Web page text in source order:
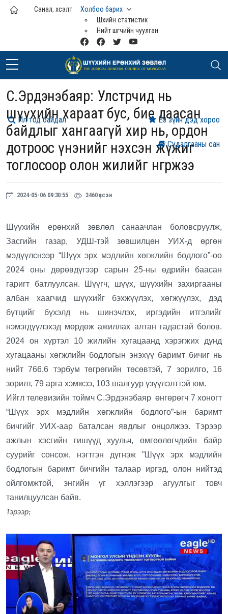
Үндсэн агуулга руу шилжих
Санал, хүсэлт
Холбоо барих
Шүүхийн статистик
Нийт шүүгчийн чуулган
С.Эрдэнэбаяр: Улстөрчид нь
шүүхийн хараат бус, бие даасан
байдлыг хангаагүй хир нь, ордон
дотроос үнэнийг нэхсэн жүжиг
тоглосоор олон жилийг өнгөрөөжээ
2024-05-06 09:30:55 3460 үзсэн
Шүүхийн ерөнхий зөвлөл санаачлан боловсруулж,
Засгийн газар, УДШ-тэй зөвшилцөн УИХ-д өргөн
мэдүүлснээр “Шүүх эрх мэдлийн хөгжлийн бодлого”-оо
2024 оны дөрөвдүгээр сарын 25-ны өдрийн баасан
гаригт батлуулсан. Шүүгч, шүүх, шүүхийн захиргааны
албан хаагчид шүүхийг бэхжүүлэх, хөгжүүлэх, дэд
бүтцийг бүхэлд нь шинэчлэх, иргэдийн итгэлийг
нэмэгдүүлэхэд мөрдөж ажиллах алтан гадастай болов.
2024 он хүртэл 10 жилийн хугацаанд хэрэгжих дунд
хугацааны хөгжлийн бодлогын энэхүү баримт бичиг нь
нийт 766,6 тэрбум төгрөгийн төсөвтэй, 7 зорилго, 16
зорилт, 79 арга хэмжээ, 103 шалгуур үзүүлэлттэй юм.
Ийгл телевизийн тоймч С.Эрдэнэбаяр өнгөрөгч 7 хоногт
“Шүүх эрх мэдлийн хөгжлийн бодлого”-ын баримт
бичгийг УИХ-аар баталсан явдлыг онцолжээ. Тэрээр
ажлын хэсгийн гишүүд хуульч, өмгөөлөгчдийн байр
суурийг сонсож, нэгтгэн дүгнэж ”Шүүх эрх мэдлийн
бодлогын баримт бичгийн талаар иргэд, олон нийтэд
ойлгомжтой, энгийн үг хэллэгээр агуулгыг товч
танилцуулсан байв.
Тэрээр;
Судалгааны сан
Ёс зүйн дэд хороо
Ил тод байдал